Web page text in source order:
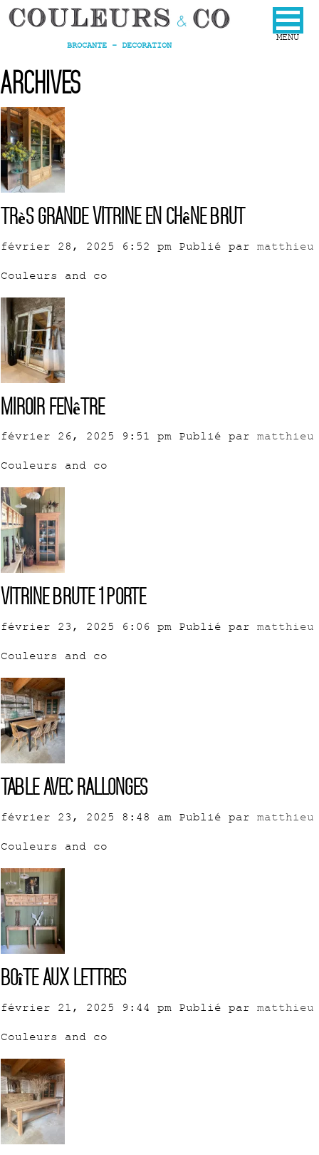
BROCANTE - DECORATION
Archives
Très grande vitrine en chêne brut
février 28, 2025 6:52 pm Publié par matthieu
Couleurs and co
Miroir fenêtre
février 26, 2025 9:51 pm Publié par matthieu
Couleurs and co
Vitrine brute 1 porte
février 23, 2025 6:06 pm Publié par matthieu
Couleurs and co
Table avec rallonges
février 23, 2025 8:48 am Publié par matthieu
Couleurs and co
Boîte aux lettres
février 21, 2025 9:44 pm Publié par matthieu
Couleurs and co